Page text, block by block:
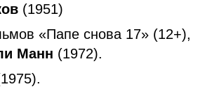
(1951)
«Папе снова 17» (12+),
Манн (1972).